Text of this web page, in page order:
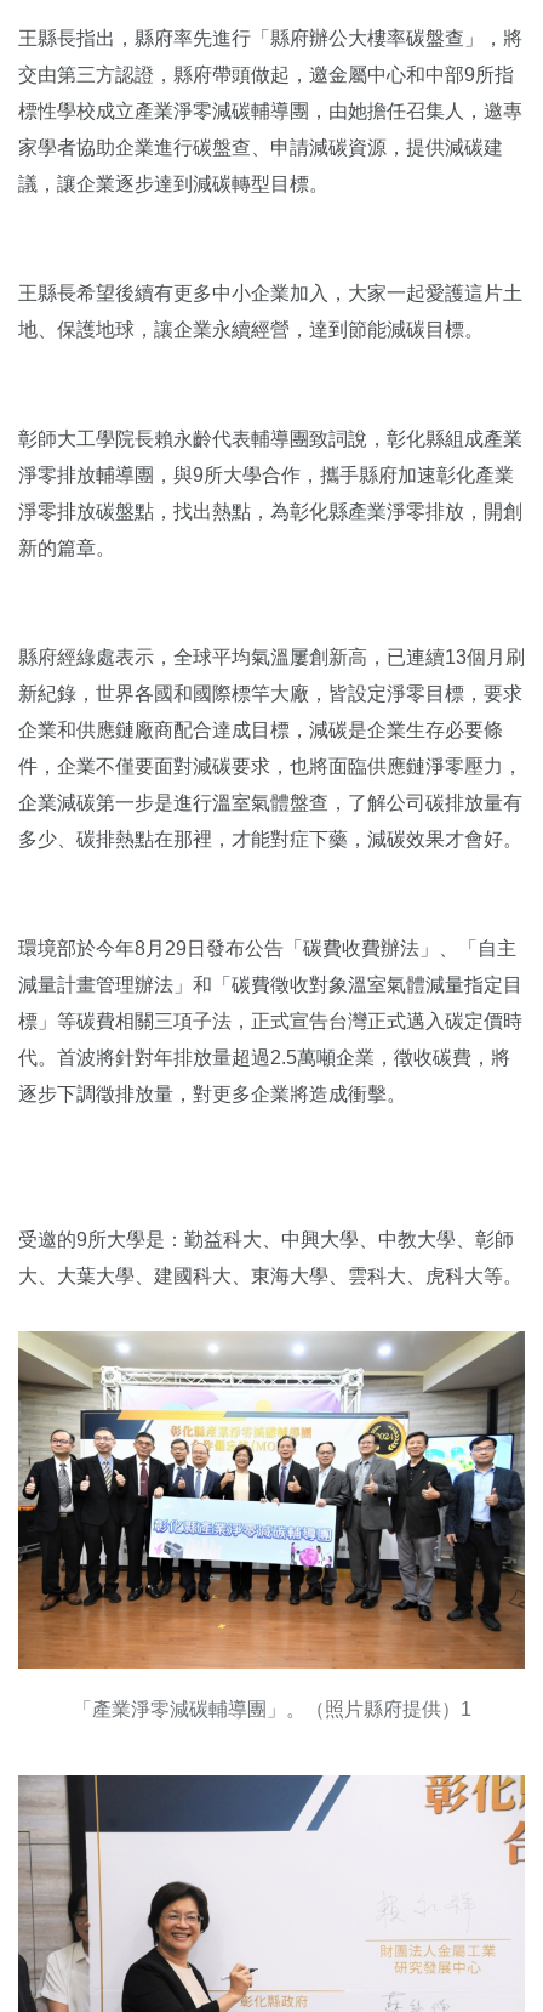
王縣長指出，縣府率先進行「縣府辦公大樓率碳盤查」，將
交由第三方認證，縣府帶頭做起，邀金屬中心和中部9所指
標性學校成立產業淨零減碳輔導團，由她擔任召集人，邀專
家學者協助企業進行碳盤查、申請減碳資源，提供減碳建
議，讓企業逐步達到減碳轉型目標。
王縣長希望後續有更多中小企業加入，大家一起愛護這片土
地、保護地球，讓企業永續經營，達到節能減碳目標。
彰師大工學院長賴永齡代表輔導團致詞說，彰化縣組成產業
淨零排放輔導團，與9所大學合作，攜手縣府加速彰化產業
淨零排放碳盤點，找出熱點，為彰化縣產業淨零排放，開創
新的篇章。
縣府經綠處表示，全球平均氣溫屢創新高，已連續13個月刷
新紀錄，世界各國和國際標竿大廠，皆設定淨零目標，要求
企業和供應鏈廠商配合達成目標，減碳是企業生存必要條
件，企業不僅要面對減碳要求，也將面臨供應鏈淨零壓力，
企業減碳第一步是進行溫室氣體盤查，了解公司碳排放量有
多少、碳排熱點在那裡，才能對症下藥，減碳效果才會好。
環境部於今年8月29日發布公告「碳費收費辦法」、「自主
減量計畫管理辦法」和「碳費徵收對象溫室氣體減量指定目
標」等碳費相關三項子法，正式宣告台灣正式邁入碳定價時
代。首波將針對年排放量超過2.5萬噸企業，徵收碳費，將
逐步下調徵排放量，對更多企業將造成衝擊。
受邀的9所大學是：勤益科大、中興大學、中教大學、彰師
大、大葉大學、建國科大、東海大學、雲科大、虎科大等。
「產業淨零減碳輔導團」。（照片縣府提供）1